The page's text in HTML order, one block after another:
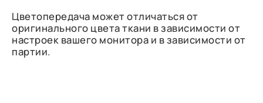
Цветопередача может отличаться от
оригинального цвета ткани в зависимости от
настроек вашего монитора и в зависимости от
партии.